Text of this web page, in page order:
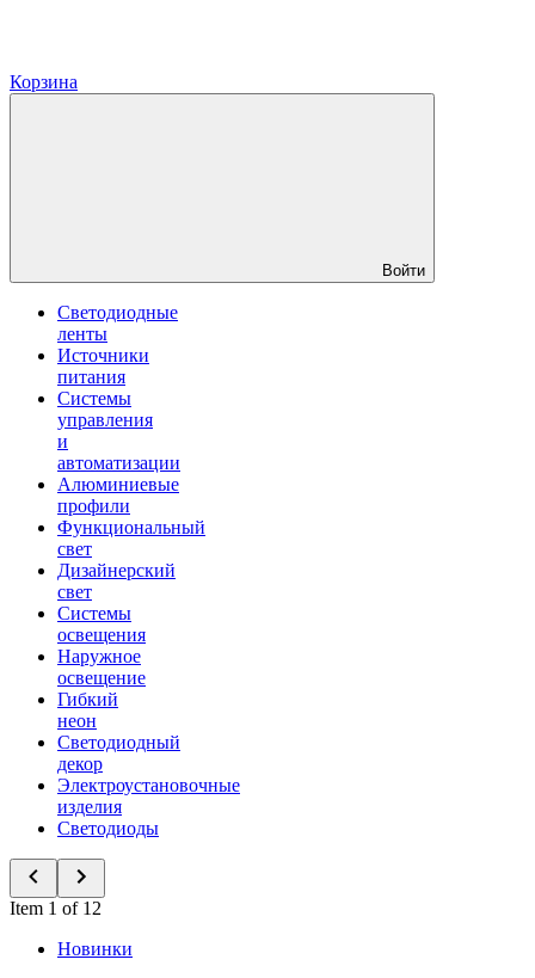
Корзина
Войти
Светодиодные
ленты
Источники
питания
Системы
управления
и
автоматизации
Алюминиевые
профили
Функциональный
свет
Дизайнерский
свет
Системы
освещения
Наружное
освещение
Гибкий
неон
Светодиодный
декор
Электроустановочные
изделия
Светодиоды
Item 1 of 12
Новинки